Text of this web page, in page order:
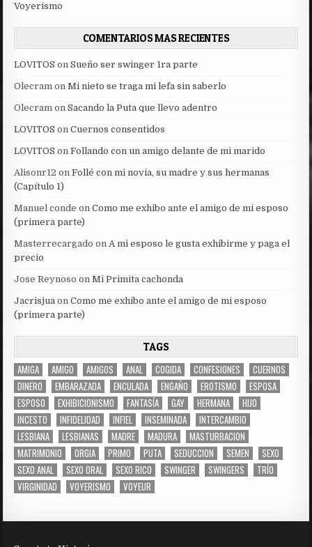
Voyerismo
COMENTARIOS MAS RECIENTES
LOVITOS onSueño ser swinger 1ra parte
Olecram onMi nieto se traga mi lefa sin saberlo
Olecram onSacando la Puta que llevo adentro
LOVITOS onCuernos consentidos
LOVITOS onFollando con un amigo delante de mi marido
Alisonr12 onFollé con mi novia, su madre y sus hermanas
(Capítulo 1)
Manuel conde onComo me exhibo ante el amigo de mi esposo
(primera parte)
Masterrecargado onA mi esposo le gusta exhibirme y paga el
precio
Jose Reynoso onMi Primita cachonda
Jacrisjua onComo me exhibo ante el amigo de mi esposo
(primera parte)
TAGS
AMIGA AMIGO AMIGOS ANAL COGIDA CONFESIONES
CUERNOS
DINERO
EMBARAZADA ENCULADA ENGAÑO EROTISMO
ESPOSA
ESPOSO
EXHIBICIONISMO FANTASÍA GAY HERMANA
HIJO
INCESTO
INFIDELIDAD INFIEL INSEMINADA
INTERCAMBIO
LESBIANA
LESBIANAS MADRE MADURA
MASTURBACION
MATRIMONIO
ORGIA PRIMO PUTA SEDUCCION SEMEN
SEXO
SEXO ANAL
SEXO ORAL SEXO RICO SWINGER SWINGERS
TRÍO
VIRGINIDAD
VOYERISMO VOYEUR